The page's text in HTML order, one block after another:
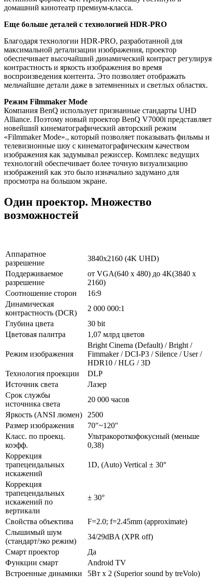
домашний кинотеатр премиум-класса.
Еще больше деталей с технологией HDR-PRO
Благодаря технологии HDR-PRO, разработанной для
максимальной детализации изображения, проектор
обеспечивает высочайший динамический контраст регулируя
контрастность и яркость изображения во время
воспроизведения контента. Это позволяет отображать
мельчайшие детали даже в затемненных и светлых областях.
Режим Filmmaker Mode
Компания BenQ использует признанные стандарты UHD
Alliance. Поэтому новый проектор BenQ V7000i представляет
новейший кинематографический авторский режим
«Filmmaker Mode»., который позволяет показывать фильмы и
телевизионные шоу с кинематографическим качеством
изображения как задумывал режиссер. Комплекс ведущих
технологий обеспечивает более точную визуализацию
изображений как это было изначально задумано для
просмотра на большом экране.
Один проектор. Множество
возможностей
Аппаратное
разрешение
3840x2160 (4K UHD)
Поддерживаемое
разрешение
от VGA(640 x 480) до 4K(3840 x
2160)
Соотношение сторон
16:9
Динамическая
контрастность (DCR)
2 000 000:1
Глубина цвета
30 bit
Цветовая палитра
1,07 млрд цветов
Режим изображения
Bright Cinema (Default) / Bright /
Fimmaker / DCI-P3 / Silence / User /
HDR10 / HLG / 3D
Технология проекции
DLP
Источник света
Лазер
Срок службы
источника света
20 000 часов
Яркость (ANSI люмен)
2500
Размер изображения
70"~120"
Класс. по проекц.
коэфф.
Ультракороткофокусный (меньше
0,38)
Коррекция
трапецеидальных
искажений
1D, (Auto) Vertical ± 30°
Коррекция
трапецеидальных
искажений по
вертикали
± 30°
Свойства объектива
F=2.0; f=2.45mm (approximate)
Слышимый шум
(стандарт/эко режим)
34/29dBA (XPR off)
Смарт проектор
Да
Функции смарт
Android TV
Встроенные динамики
5Вт x 2 (Superior sound by treVolo)